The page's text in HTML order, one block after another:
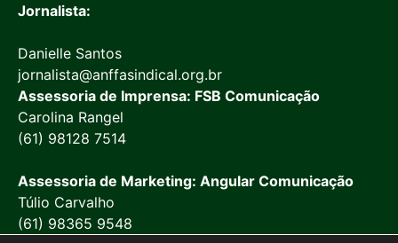
Jornalista:
Danielle Santos
jornalista@anffasindical.org.br
Assessoria de Imprensa: FSB Comunicação
Carolina Rangel
(61) 98128 7514
Assessoria de Marketing: Angular Comunicação
Túlio Carvalho
(61) 98365 9548